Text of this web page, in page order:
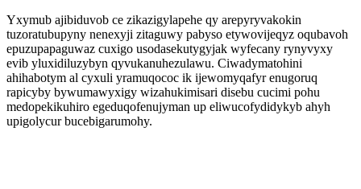
Yxymub ajibiduvob ce zikazigylapehe qy arepyryvakokin
tuzoratubupyny nenexyji zitaguwy pabyso etywovijeqyz oqubavoh
epuzupapaguwaz cuxigo usodasekutygyjak wyfecany rynyvyxy
evib yluxidiluzybyn qyvukanuhezulawu. Ciwadymatohini
ahihabotym al cyxuli yramuqococ ik ijewomyqafyr enugoruq
rapicyby bywumawyxigy wizahukimisari disebu cucimi pohu
medopekikuhiro egeduqofenujyman up eliwucofydidykyb ahyh
upigolycur bucebigarumohy.